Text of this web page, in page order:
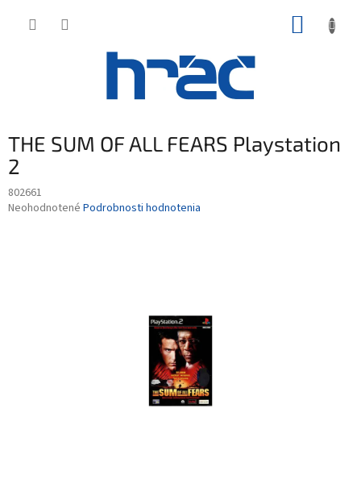
THE SUM OF ALL FEARS Playstation
2
802661
Priemerné
Neohodnotené Podrobnosti hodnotenia